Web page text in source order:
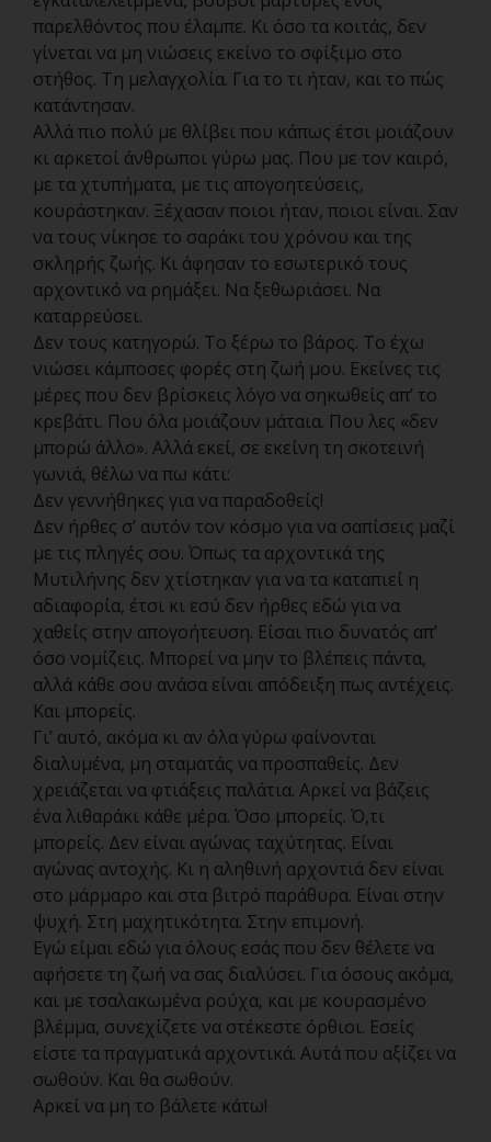
παρελθόντος που έλαμπε. Κι όσο τα κοιτάς, δεν
γίνεται να μη νιώσεις εκείνο το σφίξιμο στο
στήθος. Τη μελαγχολία. Για το τι ήταν, και το πώς
κατάντησαν.
Αλλά πιο πολύ με θλίβει που κάπως έτσι μοιάζουν
κι αρκετοί άνθρωποι γύρω μας. Που με τον καιρό,
με τα χτυπήματα, με τις απογοητεύσεις,
κουράστηκαν. Ξέχασαν ποιοι ήταν, ποιοι είναι. Σαν
να τους νίκησε το σαράκι του χρόνου και της
σκληρής ζωής. Κι άφησαν το εσωτερικό τους
αρχοντικό να ρημάξει. Να ξεθωριάσει. Να
καταρρεύσει.
Δεν τους κατηγορώ. Το ξέρω το βάρος. Το έχω
νιώσει κάμποσες φορές στη ζωή μου. Εκείνες τις
μέρες που δεν βρίσκεις λόγο να σηκωθείς απ’ το
κρεβάτι. Που όλα μοιάζουν μάταια. Που λες «δεν
μπορώ άλλο». Αλλά εκεί, σε εκείνη τη σκοτεινή
γωνιά, θέλω να πω κάτι:
Δεν γεννήθηκες για να παραδοθείς!
Δεν ήρθες σ’ αυτόν τον κόσμο για να σαπίσεις μαζί
με τις πληγές σου. Όπως τα αρχοντικά της
Μυτιλήνης δεν χτίστηκαν για να τα καταπιεί η
αδιαφορία, έτσι κι εσύ δεν ήρθες εδώ για να
χαθείς στην απογοήτευση. Είσαι πιο δυνατός απ’
όσο νομίζεις. Μπορεί να μην το βλέπεις πάντα,
αλλά κάθε σου ανάσα είναι απόδειξη πως αντέχεις.
Και μπορείς.
Γι’ αυτό, ακόμα κι αν όλα γύρω φαίνονται
διαλυμένα, μη σταματάς να προσπαθείς. Δεν
χρειάζεται να φτιάξεις παλάτια. Αρκεί να βάζεις
ένα λιθαράκι κάθε μέρα. Όσο μπορείς. Ό,τι
μπορείς. Δεν είναι αγώνας ταχύτητας. Είναι
αγώνας αντοχής. Κι η αληθινή αρχοντιά δεν είναι
στο μάρμαρο και στα βιτρό παράθυρα. Είναι στην
ψυχή. Στη μαχητικότητα. Στην επιμονή.
Εγώ είμαι εδώ για όλους εσάς που δεν θέλετε να
αφήσετε τη ζωή να σας διαλύσει. Για όσους ακόμα,
και με τσαλακωμένα ρούχα, και με κουρασμένο
βλέμμα, συνεχίζετε να στέκεστε όρθιοι. Εσείς
είστε τα πραγματικά αρχοντικά. Αυτά που αξίζει να
σωθούν. Και θα σωθούν.
Αρκεί να μη το βάλετε κάτω!